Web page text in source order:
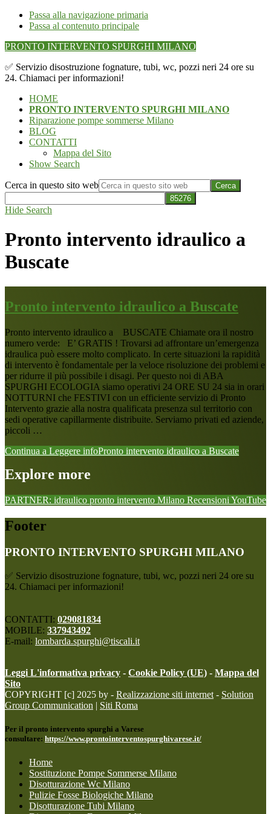
Passa alla navigazione primaria
Passa al contenuto principale
PRONTO INTERVENTO SPURGHI MILANO
✅ Servizio disostruzione fognature, tubi, wc, pozzi neri 24 ore su
24. Chiamaci per informazioni!
HOME
PRONTO INTERVENTO SPURGHI MILANO
Riparazione pompe sommerse Milano
BLOG
CONTATTI
Mappa del Sito
Show Search
Cerca in questo sito web
Hide Search
Pronto intervento idraulico a
Buscate
Pronto intervento idraulico a Buscate
Pronto intervento idraulico a BUSCATE Chiamate ora il nostro
numero verde: E’ GRATIS ! Trovarsi ad affrontare un’emergenza
idraulica può essere molto complicato. In certe situazioni la rapidità
di intervento è fondamentale per la veloce risoluzione dei problemi e
per ridurre il più possibile i disagi. Per questo noi di ABA
SPURGHI ECOLOGIA siamo operativi 24 ORE SU 24 sia in orari
NOTTURNI che FESTIVI con un efficiente servizio di Pronto
Intervento grazie alla nostra qualificata presenza sul territorio con
sedi operative capillarmente distribuite. Serviamo privati ed aziende,
piccoli …
Continua a Leggere infoPronto intervento idraulico a Buscate
Explore more
PARTNER: idraulico pronto intervento Milano Recensioni YouTube
Footer
PRONTO INTERVENTO SPURGHI MILANO
✅ Servizio disostruzione fognature, tubi, wc, pozzi neri 24 ore su
24. Chiamaci per informazioni!
CONTATTI: 029081834
MOBILE: 337943492
E-mail: lombarda.spurghi@tiscali.it
Leggi L'informativa privacy - Cookie Policy (UE) - Mappa del
Sito
COPYRIGHT [c] 2025 by - Realizzazione siti internet - Solution
Group Communication | Siti Roma
Per il pronto intervento spurghi a Varese
consultare: https://www.prontointerventospurghivarese.it/
Home
Sostituzione Pompe Sommerse Milano
Disotturazione Wc Milano
Pulizie Fosse Biologiche Milano
Disotturazione Tubi Milano